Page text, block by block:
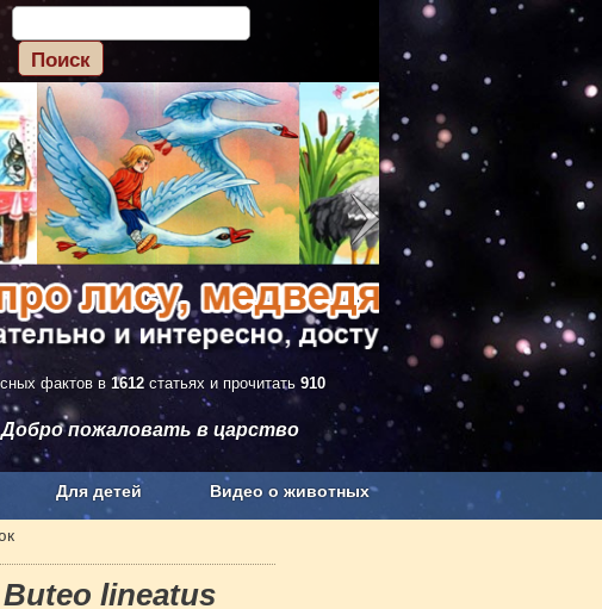
фактов в 1612 статьях и прочитать 910
пожаловать в царство
Для детей Видео о животных
Buteo lineatus